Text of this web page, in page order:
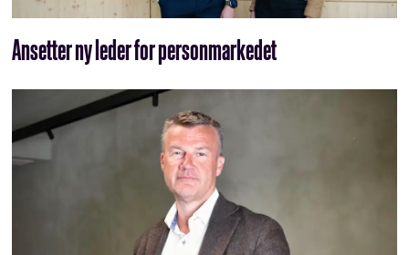
Ansetter ny leder for personmarkedet